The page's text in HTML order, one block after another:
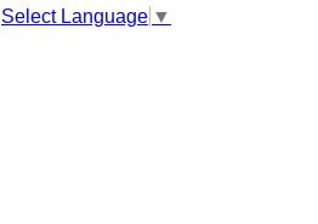
Select Language ▼